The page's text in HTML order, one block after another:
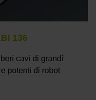
136
cavi di grandi
potenti di robot